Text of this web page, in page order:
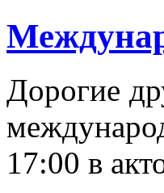
Дорогие
17:00 в